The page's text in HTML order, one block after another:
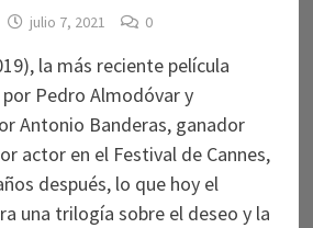
julio 7, 2021 0
la más reciente película
Pedro Almodóvar y
Antonio Banderas, ganador
actor en el Festival de Cannes,
después, lo que hoy el
una trilogía sobre el deseo y la